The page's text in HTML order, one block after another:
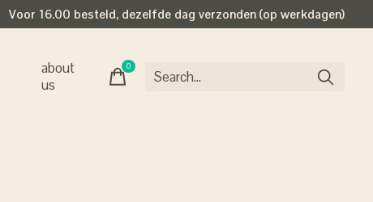
Voor 16.00 besteld, dezelfde dag verzonden (op werkdagen)
about
us
0items